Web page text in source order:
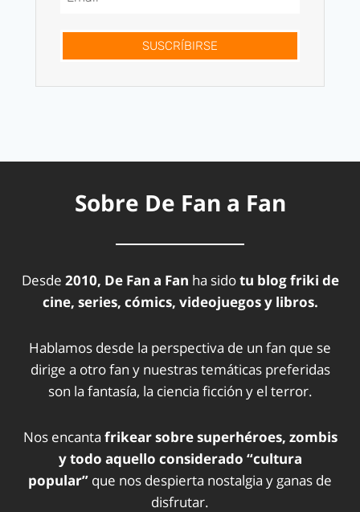
SUSCRÍBIRSE
Sobre De Fan a Fan
Desde 2010, De Fan a Fan ha sidotu blog friki de
cine, series, cómics, videojuegos y libros.
Hablamos desde la perspectiva de un fan que se
dirige a otro fan y nuestras temáticas preferidas
son la fantasía, la ciencia ficción y el terror.
Nos encanta frikear sobre superhéroes, zombis
y todo aquello considerado “cultura
popular” que nos despierta nostalgia y ganas de
disfrutar.